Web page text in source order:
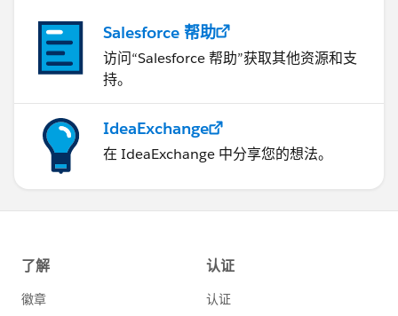
Salesforce 帮助
访问“Salesforce 帮助”获取其他资源和支
持。
IdeaExchange
在 IdeaExchange 中分享您的想法。